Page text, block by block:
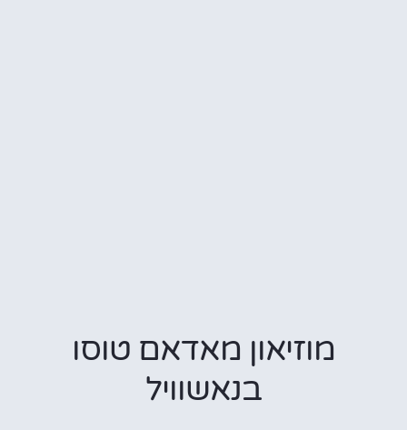
מוזיאון מאדאם טוסו
בנאשוויל